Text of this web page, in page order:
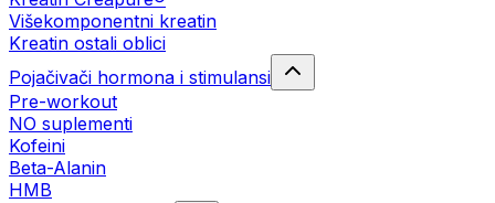
Višekomponentni kreatin
Kreatin ostali oblici
Pojačivači hormona i stimulansi
Pre-workout
NO suplementi
Kofeini
Beta-Alanin
HMB